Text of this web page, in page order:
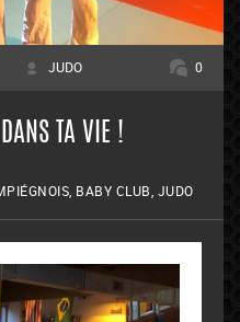
JUDO 0
TA VIE !
BABY CLUB JUDO